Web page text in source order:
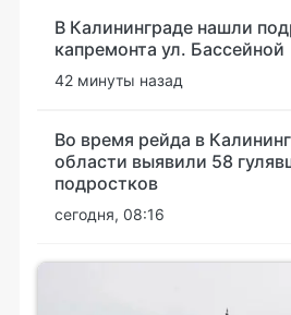
В Калининграде нашли
капремонта ул. Бассейной
42 минуты назад
Во время рейда в
области выявили 58
подростков
сегодня, 08:16